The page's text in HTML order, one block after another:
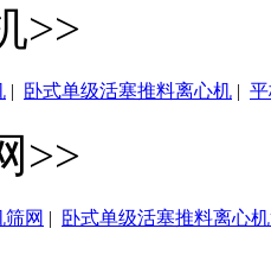
>>
| 卧式单级活塞推料离心机 |
>>
网 | 卧式单级活塞推料离心